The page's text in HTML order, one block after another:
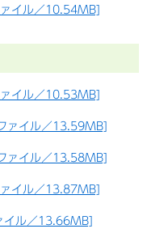
イル／10.54MB]
イル／10.53MB]
ァイル／13.59MB]
ァイル／13.58MB]
イル／13.87MB]
イル／13.66MB]